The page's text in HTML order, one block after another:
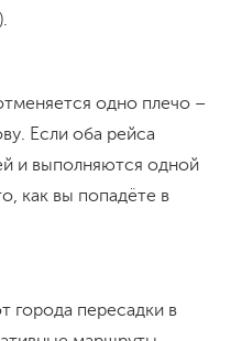
одно плечо –
Если оба рейса
и выполняются одной
как вы попадёте в
города пересадки в